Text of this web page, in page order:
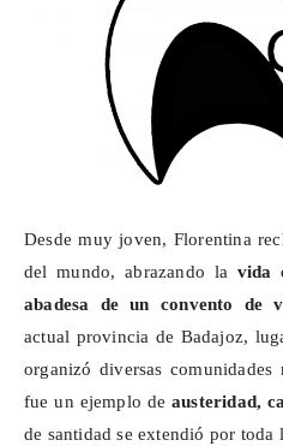
Desde muy joven, Florentina
del mundo, abrazando la vida
abadesa de un convento de
actual provincia de Badajoz,
organizó diversas
fue un ejemplo de austeridad,
de santidad se extendió por toda